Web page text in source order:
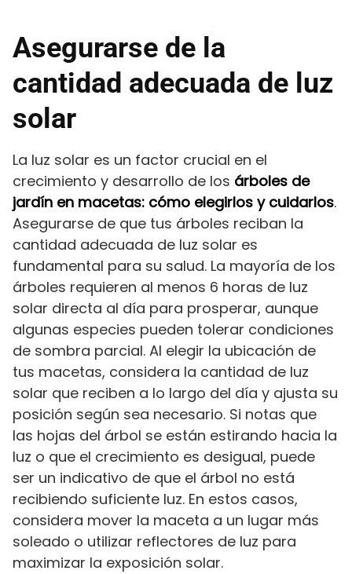
Asegurarse de la
cantidad adecuada de luz
solar
La luz solar es un factor crucial en el
crecimiento y desarrollo de los árboles de
jardín en macetas: cómo elegirlos y cuidarlos.
Asegurarse de que tus árboles reciban la
cantidad adecuada de luz solar es
fundamental para su salud. La mayoría de los
árboles requieren al menos 6 horas de luz
solar directa al día para prosperar, aunque
algunas especies pueden tolerar condiciones
de sombra parcial. Al elegir la ubicación de
tus macetas, considera la cantidad de luz
solar que reciben a lo largo del día y ajusta su
posición según sea necesario. Si notas que
las hojas del árbol se están estirando hacia la
luz o que el crecimiento es desigual, puede
ser un indicativo de que el árbol no está
recibiendo suficiente luz. En estos casos,
considera mover la maceta a un lugar más
soleado o utilizar reflectores de luz para
maximizar la exposición solar.